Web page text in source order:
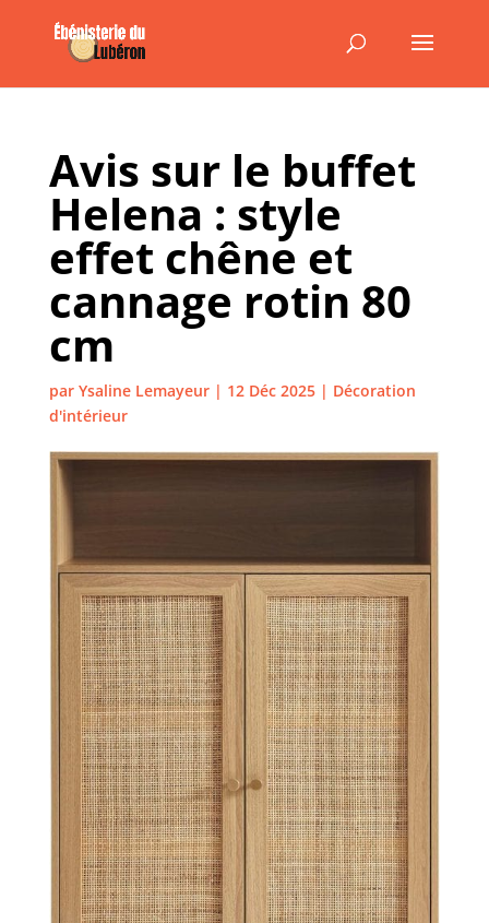
Avis sur le buffet
Helena : style
effet chêne et
cannage rotin 80
cm
par Ysaline Lemayeur| 12 Déc 2025| Décoration
d'intérieur